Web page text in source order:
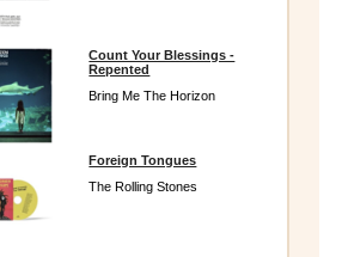
Count Your Blessings -
Repented
Bring Me The Horizon
Foreign Tongues
The Rolling Stones